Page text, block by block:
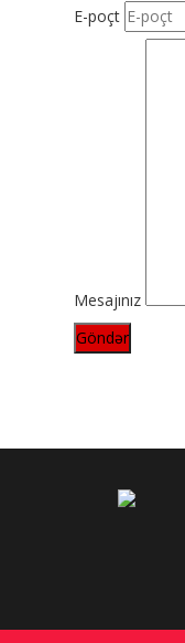
E-poçt
Mesajınız
Göndər